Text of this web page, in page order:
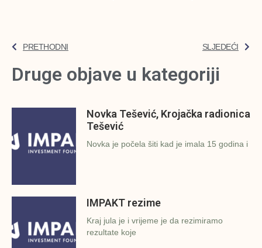
PRETHODNI SLJEDEĆI
Druge objave u kategoriji
Novka Tešević, Krojačka radionica
Tešević
Novka je počela šiti kad je imala 15 godina i
IMPAKT rezime
Kraj jula je i vrijeme je da rezimiramo
rezultate koje